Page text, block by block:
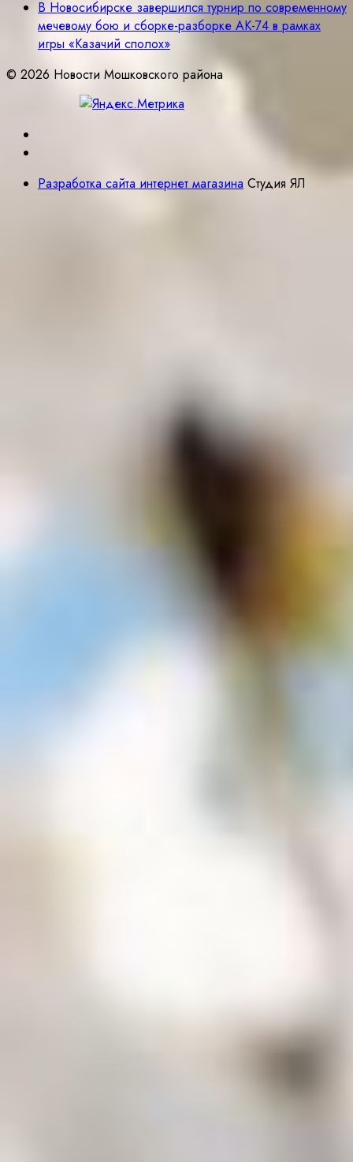
В Новосибирске завершился турнир по современному
мечевому бою и сборке-разборке АК-74 в рамках
игры «Казачий сполох»
© 2026 Новости Мошковского района
Разработка сайта интернет магазина Студия ЯЛ